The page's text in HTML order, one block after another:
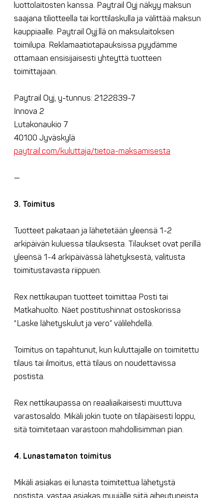
luottolaitosten kanssa. Paytrail Oyj näkyy maksun
saajana tiliotteella tai korttilaskulla ja välittää maksun
kauppiaalle. Paytrail Oyj:llä on maksulaitoksen
toimilupa. Reklamaatiotapauksissa pyydämme
ottamaan ensisijaisesti yhteyttä tuotteen
toimittajaan.
Paytrail Oyj, y-tunnus: 2122839-7
Innova 2
Lutakonaukio 7
40100 Jyväskylä
paytrail.com/kuluttaja/tietoa-maksamisesta
—
3. Toimitus
Tuotteet pakataan ja lähetetään yleensä 1-2
arkipäivän kuluessa tilauksesta. Tilaukset ovat perillä
yleensä 1-4 arkipäivässä lähetyksestä, valitusta
toimitustavasta riippuen.
Rex nettikaupan tuotteet toimittaa Posti tai
Matkahuolto. Näet postitushinnat ostoskorissa
“Laske lähetyskulut ja vero” välilehdellä.
Toimitus on tapahtunut, kun kuluttajalle on toimitettu
tilaus tai ilmoitus, että tilaus on noudettavissa
postista.
Rex nettikaupassa on reaaliaikaisesti muuttuva
varastosaldo. Mikäli jokin tuote on tilapäisesti loppu,
sitä toimitetaan varastoon mahdollisimman pian.
4. Lunastamaton toimitus
Mikäli asiakas ei lunasta toimitettua lähetystä
postista, vastaa asiakas myyjälle siitä aiheutuneista